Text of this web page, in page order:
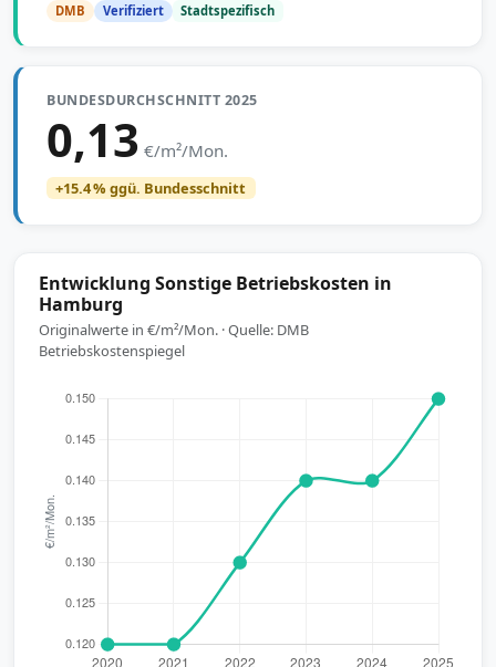
DMB Verifiziert Stadtspezifisch
BUNDESDURCHSCHNITT 2025
0,13 €/m²/Mon.
+15.4 % ggü. Bundesschnitt
Entwicklung Sonstige Betriebskosten in
Hamburg
Originalwerte in €/m²/Mon. · Quelle: DMB
Betriebskostenspiegel